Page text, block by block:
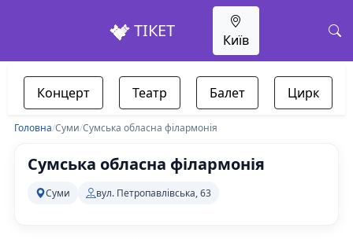
ТІКЕТ Київ
Концерт Театр Балет Цирк
Головна/Суми/Сумська обласна філармонія
Сумська обласна філармонія
Суми вул. Петропавлівська, 63